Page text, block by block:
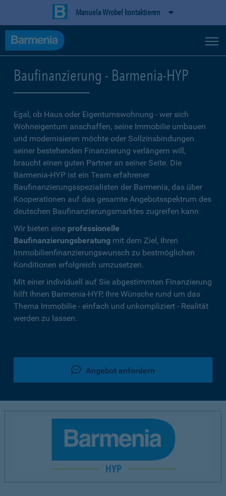
Manuela Wrobel kontaktieren
Baufinanzierung - Barmenia-HYP
Egal, ob Haus oder Eigentumswohnung - wer sich
Wohneigentum anschaffen, seine Immobilie umbauen
und modernisieren möchte oder Sollzinsbindungen
seiner bestehenden Finanzierung verlängern will,
braucht einen guten Partner an seiner Seite. Die
Barmenia-HYP ist ein Team erfahrener
Baufinanzierungsspezialisten der Barmenia, das über
Kooperationen auf das gesamte Angebotsspektrum des
deutschen Baufinanzierungsmarktes zugreifen kann.
Wir bieten eine professionelle
Baufinanzierungsberatung mit dem Ziel, Ihren
Immobilienfinanzierungswunsch zu bestmöglichen
Konditionen erfolgreich umzusetzen.
Mit einer individuell auf Sie abgestimmten Finanzierung
hilft Ihnen Barmenia-HYP, Ihre Wünsche rund um das
Thema Immobilie - einfach und unkompliziert - Realität
werden zu lassen.
Angebot anfordern